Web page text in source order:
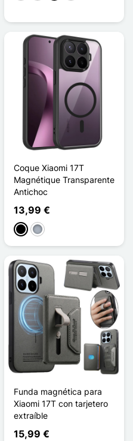
Coque Xiaomi 17T
Magnétique Transparente
Antichoc
13,99 €
NegroGris
Funda magnética para
Xiaomi 17T con tarjetero
extraíble
15,99 €